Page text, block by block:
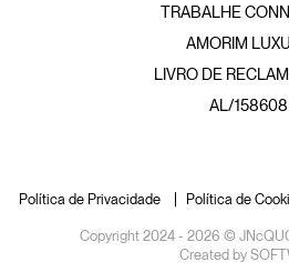
TRABALHE
AMORIM
LIVRO DE
AL/158608
Política de Privacidade Política de
Copyright 2024 - 2026 ©
Created by